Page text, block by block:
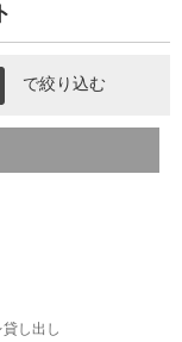
で絞り込む
し出し